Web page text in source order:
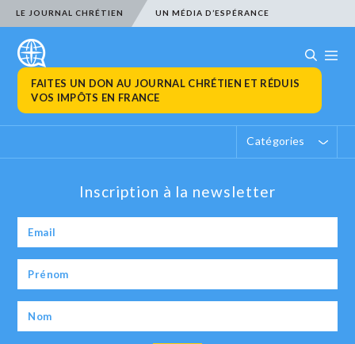
LE JOURNAL CHRÉTIEN UN MÉDIA D’ESPÉRANCE
FAITES UN DON AU JOURNAL CHRÉTIEN ET RÉDUIS
VOS IMPÔTS EN FRANCE
Catégories
Inscription à la newsletter